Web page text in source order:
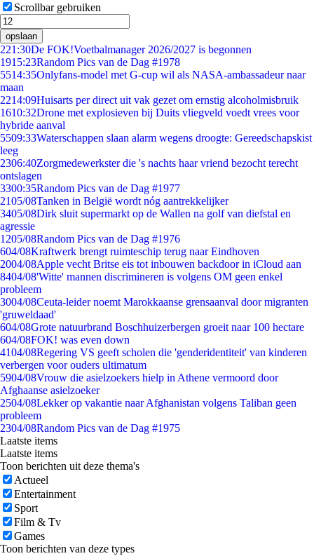
Scrollbar gebruiken
opslaan
221:30De FOK!Voetbalmanager 2026/2027 is begonnen
1915:23Random Pics van de Dag #1978
5514:35Onlyfans-model met G-cup wil als NASA-ambassadeur naar
maan
2214:09Huisarts per direct uit vak gezet om ernstig alcoholmisbruik
1610:32Drone met explosieven bij Duits vliegveld voedt vrees voor
hybride aanval
5509:33Waterschappen slaan alarm wegens droogte: Gereedschapskist
leeg
2306:40Zorgmedewerkster die 's nachts haar vriend bezocht terecht
ontslagen
3300:35Random Pics van de Dag #1977
2105/08Tanken in België wordt nóg aantrekkelijker
3405/08Dirk sluit supermarkt op de Wallen na golf van diefstal en
agressie
1205/08Random Pics van de Dag #1976
604/08Kraftwerk brengt ruimteschip terug naar Eindhoven
2004/08Apple vecht Britse eis tot inbouwen backdoor in iCloud aan
8404/08'Witte' mannen discrimineren is volgens OM geen enkel
probleem
3004/08Ceuta-leider noemt Marokkaanse grensaanval door migranten
'gruweldaad'
604/08Grote natuurbrand Boschhuizerbergen groeit naar 100 hectare
604/08FOK! was even down
4104/08Regering VS geeft scholen die 'genderidentiteit' van kinderen
verbergen voor ouders ultimatum
5904/08Vrouw die asielzoekers hielp in Athene vermoord door
Afghaanse asielzoeker
2504/08Lekker op vakantie naar Afghanistan volgens Taliban geen
probleem
2304/08Random Pics van de Dag #1975
Laatste items
Laatste items
Toon berichten uit deze thema's
Actueel
Entertainment
Sport
Film & Tv
Games
Toon berichten van deze types